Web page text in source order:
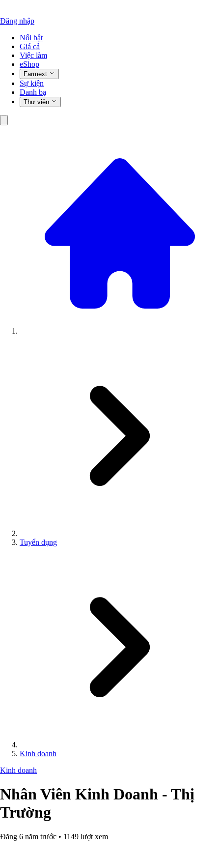
Đăng nhập
Nổi bật
Giá cả
Việc làm
eShop
Farmext
Sự kiện
Danh bạ
Thư viện
Tuyển dụng
Kinh doanh
Kinh doanh
Nhân Viên Kinh Doanh - Thị
Trường
Đăng 6 năm trước • 1149 lượt xem